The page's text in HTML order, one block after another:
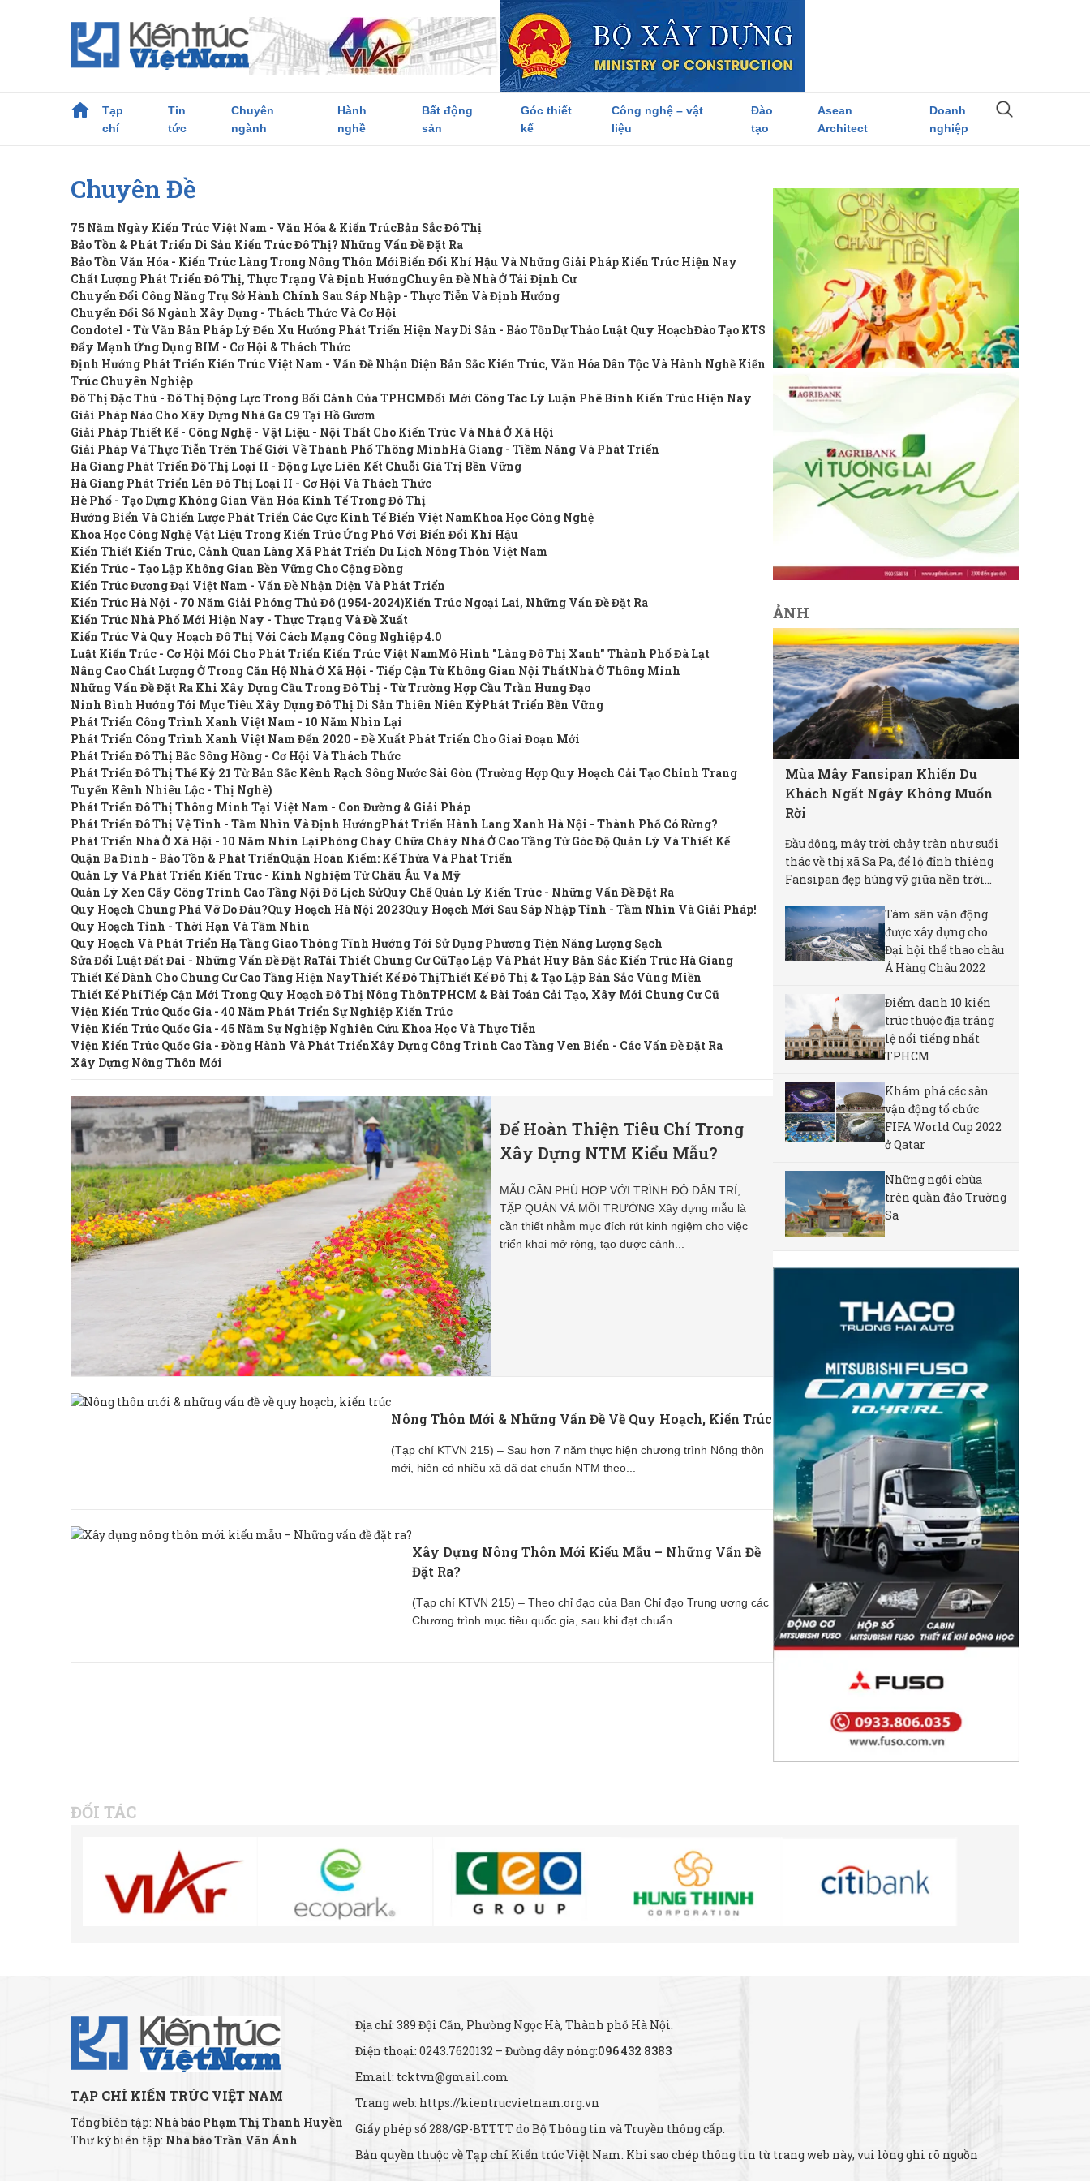
Tạp
chí
Tin
tức
Chuyên
ngành
Hành
nghề
Bất động
sản
Góc thiết
kế
Công nghệ – vật
liệu
Đào
tạo
Asean
Architect
Doanh
nghiệp
Chuyên Đề
75 Năm Ngày Kiến Trúc Việt Nam - Văn Hóa & Kiến TrúcBản Sắc Đô Thị
Bảo Tồn & Phát Triển Di Sản Kiến Trúc Đô Thị? Những Vấn Đề Đặt Ra
Bảo Tồn Văn Hóa - Kiến Trúc Làng Trong Nông Thôn MớiBiến Đổi Khí Hậu Và Những Giải Pháp Kiến Trúc Hiện Nay
Chất Lượng Phát Triển Đô Thị, Thực Trạng Và Định HướngChuyên Đề Nhà Ở Tái Định Cư
Chuyển Đổi Công Năng Trụ Sở Hành Chính Sau Sáp Nhập - Thực Tiễn Và Định Hướng
Chuyển Đổi Số Ngành Xây Dựng - Thách Thức Và Cơ Hội
Condotel - Từ Văn Bản Pháp Lý Đến Xu Hướng Phát Triển Hiện NayDi Sản - Bảo TồnDự Thảo Luật Quy HoạchĐào Tạo KTS
Đẩy Mạnh Ứng Dụng BIM - Cơ Hội & Thách Thức
Định Hướng Phát Triển Kiến Trúc Việt Nam - Vấn Đề Nhận Diện Bản Sắc Kiến Trúc, Văn Hóa Dân Tộc Và Hành Nghề Kiến
Trúc Chuyên Nghiệp
Đô Thị Đặc Thù - Đô Thị Động Lực Trong Bối Cảnh Của TPHCMĐổi Mới Công Tác Lý Luận Phê Bình Kiến Trúc Hiện Nay
Giải Pháp Nào Cho Xây Dựng Nhà Ga C9 Tại Hồ Gươm
Giải Pháp Thiết Kế - Công Nghệ - Vật Liệu - Nội Thất Cho Kiến Trúc Và Nhà Ở Xã Hội
Giải Pháp Và Thực Tiễn Trên Thế Giới Về Thành Phố Thông MinhHà Giang - Tiềm Năng Và Phát Triển
Hà Giang Phát Triển Đô Thị Loại II - Động Lực Liên Kết Chuỗi Giá Trị Bền Vững
Hà Giang Phát Triển Lên Đô Thị Loại II - Cơ Hội Và Thách Thức
Hè Phố - Tạo Dựng Không Gian Văn Hóa Kinh Tế Trong Đô Thị
Hướng Biển Và Chiến Lược Phát Triển Các Cực Kinh Tế Biển Việt NamKhoa Học Công Nghệ
Khoa Học Công Nghệ Vật Liệu Trong Kiến Trúc Ứng Phó Với Biến Đổi Khí Hậu
Kiến Thiết Kiến Trúc, Cảnh Quan Làng Xã Phát Triển Du Lịch Nông Thôn Việt Nam
Kiến Trúc - Tạo Lập Không Gian Bền Vững Cho Cộng Đồng
Kiến Trúc Đương Đại Việt Nam - Vấn Đề Nhận Diện Và Phát Triển
Kiến Trúc Hà Nội - 70 Năm Giải Phóng Thủ Đô (1954-2024)Kiến Trúc Ngoại Lai, Những Vấn Đề Đặt Ra
Kiến Trúc Nhà Phố Mới Hiện Nay - Thực Trạng Và Đề Xuất
Kiến Trúc Và Quy Hoạch Đô Thị Với Cách Mạng Công Nghiệp 4.0
Luật Kiến Trúc - Cơ Hội Mới Cho Phát Triển Kiến Trúc Việt NamMô Hình "Làng Đô Thị Xanh" Thành Phố Đà Lạt
Nâng Cao Chất Lượng Ở Trong Căn Hộ Nhà Ở Xã Hội - Tiếp Cận Từ Không Gian Nội ThấtNhà Ở Thông Minh
Những Vấn Đề Đặt Ra Khi Xây Dựng Cầu Trong Đô Thị - Từ Trường Hợp Cầu Trần Hưng Đạo
Ninh Bình Hướng Tới Mục Tiêu Xây Dựng Đô Thị Di Sản Thiên Niên KỷPhát Triển Bền Vững
Phát Triển Công Trình Xanh Việt Nam - 10 Năm Nhìn Lại
Phát Triển Công Trình Xanh Việt Nam Đến 2020 - Đề Xuất Phát Triển Cho Giai Đoạn Mới
Phát Triển Đô Thị Bắc Sông Hồng - Cơ Hội Và Thách Thức
Phát Triển Đô Thị Thế Kỷ 21 Từ Bản Sắc Kênh Rạch Sông Nước Sài Gòn (Trường Hợp Quy Hoạch Cải Tạo Chỉnh Trang
Tuyến Kênh Nhiêu Lộc - Thị Nghè)
Phát Triển Đô Thị Thông Minh Tại Việt Nam - Con Đường & Giải Pháp
Phát Triển Đô Thị Vệ Tinh - Tầm Nhìn Và Định HướngPhát Triển Hành Lang Xanh Hà Nội - Thành Phố Có Rừng?
Phát Triển Nhà Ở Xã Hội - 10 Năm Nhìn LạiPhòng Cháy Chữa Cháy Nhà Ở Cao Tầng Từ Góc Độ Quản Lý Và Thiết Kế
Quận Ba Đình - Bảo Tồn & Phát TriểnQuận Hoàn Kiếm: Kế Thừa Và Phát Triển
Quản Lý Và Phát Triển Kiến Trúc - Kinh Nghiệm Từ Châu Âu Và Mỹ
Quản Lý Xen Cấy Công Trình Cao Tầng Nội Đô Lịch SửQuy Chế Quản Lý Kiến Trúc - Những Vấn Đề Đặt Ra
Quy Hoạch Chung Phá Vỡ Do Đâu?Quy Hoạch Hà Nội 2023Quy Hoạch Mới Sau Sáp Nhập Tỉnh - Tầm Nhìn Và Giải Pháp!
Quy Hoạch Tỉnh - Thời Hạn Và Tầm Nhìn
Quy Hoạch Và Phát Triển Hạ Tầng Giao Thông Tĩnh Hướng Tới Sử Dụng Phương Tiện Năng Lượng Sạch
Sửa Đổi Luật Đất Đai - Những Vấn Đề Đặt RaTái Thiết Chung Cư CũTạo Lập Và Phát Huy Bản Sắc Kiến Trúc Hà Giang
Thiết Kế Dành Cho Chung Cư Cao Tầng Hiện NayThiết Kế Đô ThịThiết Kế Đô Thị & Tạo Lập Bản Sắc Vùng Miền
Thiết Kế PhíTiếp Cận Mới Trong Quy Hoạch Đô Thị Nông ThônTPHCM & Bài Toán Cải Tạo, Xây Mới Chung Cư Cũ
Viện Kiến Trúc Quốc Gia - 40 Năm Phát Triển Sự Nghiệp Kiến Trúc
Viện Kiến Trúc Quốc Gia - 45 Năm Sự Nghiệp Nghiên Cứu Khoa Học Và Thực Tiễn
Viện Kiến Trúc Quốc Gia - Đồng Hành Và Phát TriểnXây Dựng Công Trình Cao Tầng Ven Biển - Các Vấn Đề Đặt Ra
Xây Dựng Nông Thôn Mới
Để Hoàn Thiện Tiêu Chí Trong
Xây Dựng NTM Kiểu Mẫu?
MẪU CẦN PHÙ HỢP VỚI TRÌNH ĐỘ DÂN TRÍ,
TẬP QUÁN VÀ MÔI TRƯỜNG Xây dựng mẫu là
cần thiết nhằm mục đích rút kinh ngiệm cho việc
triển khai mở rộng, tạo được cảnh...
Nông Thôn Mới & Những Vấn Đề Về Quy Hoạch, Kiến Trúc
(Tạp chí KTVN 215) – Sau hơn 7 năm thực hiện chương trình Nông thôn
mới, hiện có nhiều xã đã đạt chuẩn NTM theo...
Xây Dựng Nông Thôn Mới Kiểu Mẫu – Những Vấn Đề
Đặt Ra?
(Tạp chí KTVN 215) – Theo chỉ đạo của Ban Chỉ đạo Trung ương các
Chương trình mục tiêu quốc gia, sau khi đạt chuẩn...
ẢNH
Mùa Mây Fansipan Khiến Du
Khách Ngất Ngây Không Muốn
Rời
Đầu đông, mây trời chảy tràn như suối
thác về thị xã Sa Pa, để lộ đỉnh thiêng
Fansipan đẹp hùng vỹ giữa nền trời...
Tám sân vận động
được xây dựng cho
Đại hội thể thao châu
Á Hàng Châu 2022
Điểm danh 10 kiến
trúc thuộc địa tráng
lệ nổi tiếng nhất
TPHCM
Khám phá các sân
vận động tổ chức
FIFA World Cup 2022
ở Qatar
Những ngôi chùa
trên quần đảo Trường
Sa
ĐỐI TÁC
TẠP CHÍ KIẾN TRÚC VIỆT NAM
Tổng biên tập: Nhà báo Phạm Thị Thanh Huyền
Thư ký biên tập: Nhà báo Trần Văn Ánh
Địa chỉ: 389 Đội Cấn, Phường Ngọc Hà, Thành phố Hà Nội.
Điện thoại: 0243.7620132 – Đường dây nóng:096 432 8383
Email: tcktvn@gmail.com
Trang web: https://kientrucvietnam.org.vn
Giấy phép số 288/GP-BTTTT do Bộ Thông tin và Truyền thông cấp.
Bản quyền thuộc về Tạp chí Kiến trúc Việt Nam. Khi sao chép thông tin từ trang web này, vui lòng ghi rõ nguồn